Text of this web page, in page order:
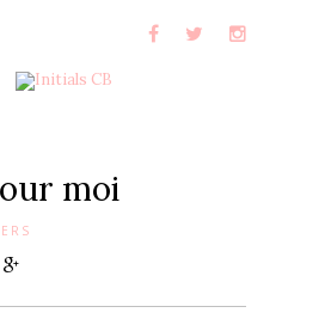
moi